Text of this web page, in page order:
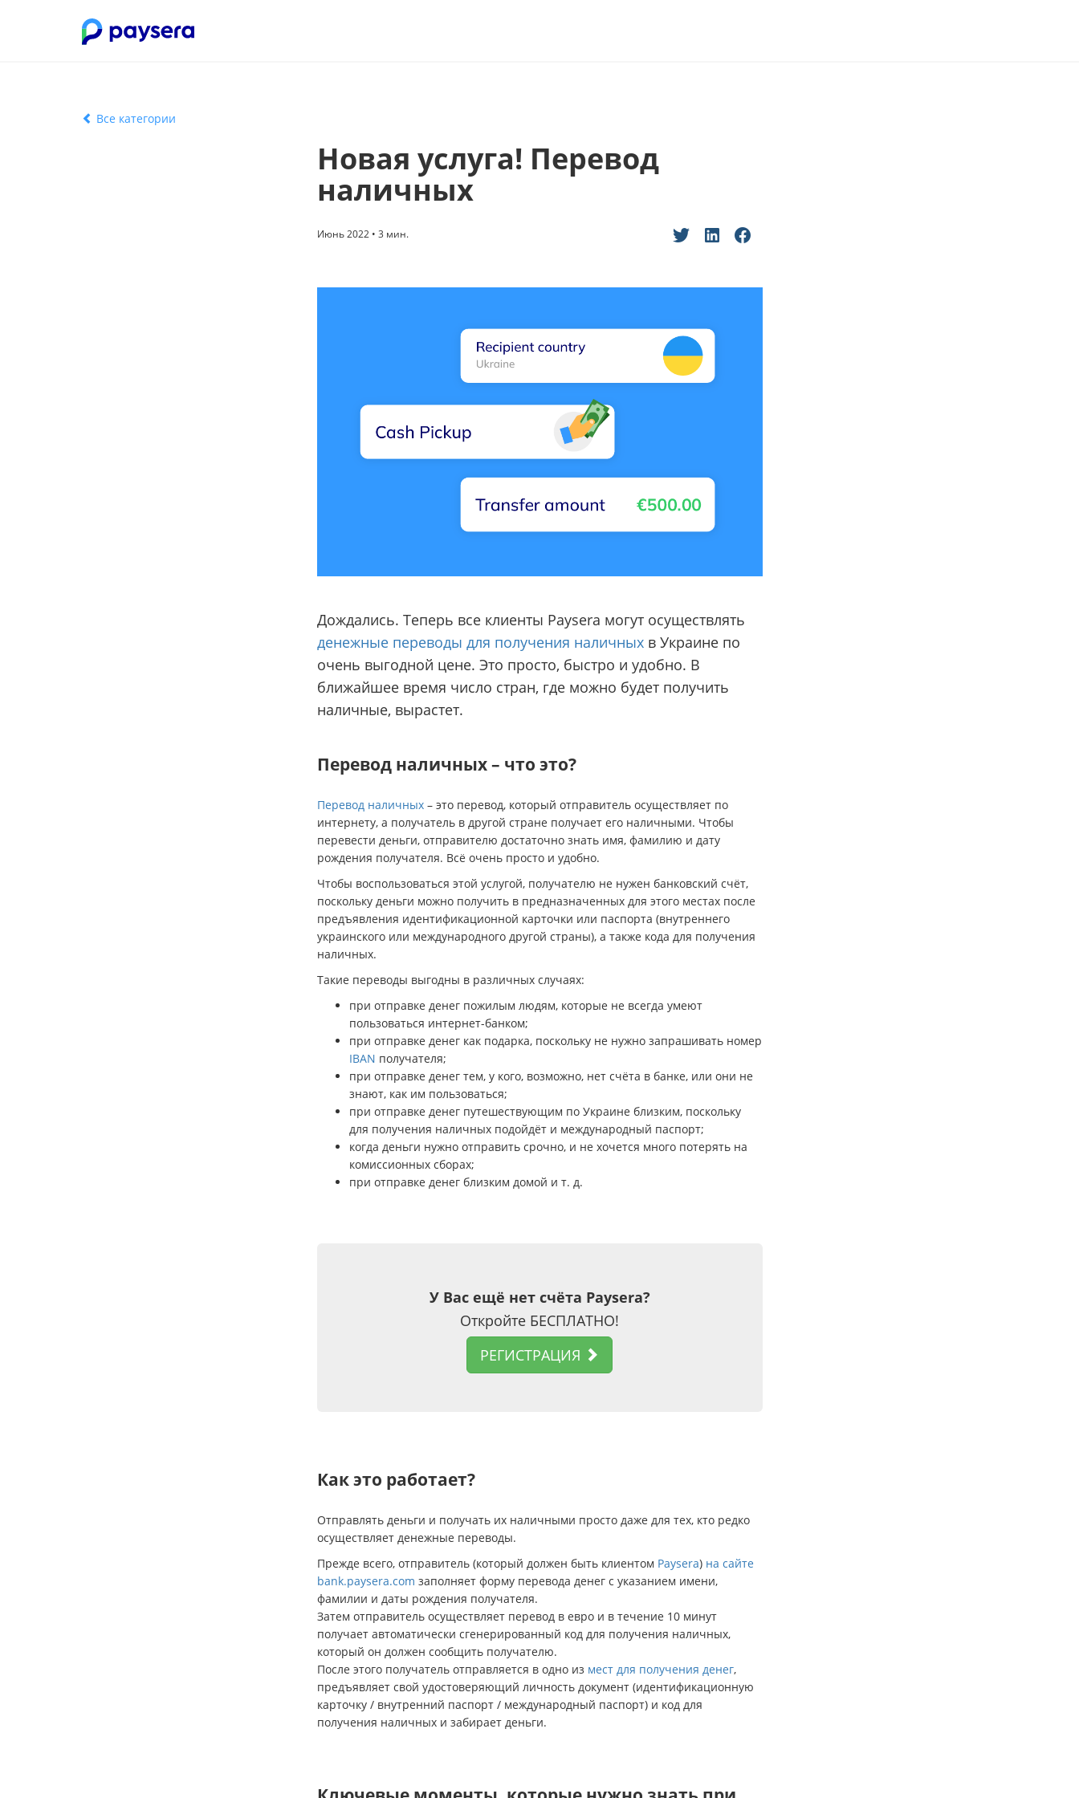
Все категории
Новая услуга! Перевод
наличных
Июнь 2022 • 3 мин.
Дождались. Теперь все клиенты Paysera могут осуществлять
денежные переводы для получения наличныхв Украине по
очень выгодной цене. Это просто, быстро и удобно. В
ближайшее время число стран, где можно будет получить
наличные, вырастет.
Перевод наличных – что это?
Перевод наличных– это перевод, который отправитель осуществляет по
интернету, а получатель в другой стране получает его наличными. Чтобы
перевести деньги, отправителю достаточно знать имя, фамилию и дату
рождения получателя. Всё очень просто и удобно.
Чтобы воспользоваться этой услугой, получателю не нужен банковский счёт,
поскольку деньги можно получить в предназначенных для этого местах после
предъявления идентификационной карточки или паспорта (внутреннего
украинского или международного другой страны), а также кода для получения
наличных.
Такие переводы выгодны в различных случаях:
при отправке денег пожилым людям, которые не всегда умеют
пользоваться интернет-банком;
при отправке денег как подарка, поскольку не нужно запрашивать номер
IBAN получателя;
при отправке денег тем, у кого, возможно, нет счёта в банке, или они не
знают, как им пользоваться;
при отправке денег путешествующим по Украине близким, поскольку
для получения наличных подойдёт и международный паспорт;
когда деньги нужно отправить срочно, и не хочется много потерять на
комиссионных сборах;
при отправке денег близким домой и т. д.
У Вас ещё нет счёта Paysera?
Откройте БЕСПЛАТНО!
РЕГИСТРАЦИЯ
Как это работает?
Отправлять деньги и получать их наличными просто даже для тех, кто редко
осуществляет денежные переводы.
Прежде всего, отправитель (который должен быть клиентом Paysera) на сайте
bank.paysera.com заполняет форму перевода денег с указанием имени,
фамилии и даты рождения получателя.
Затем отправитель осуществляет перевод в евро и в течение 10 минут
получает автоматически сгенерированный код для получения наличных,
который он должен сообщить получателю.
После этого получатель отправляется в одно из мест для получения денег,
предъявляет свой удостоверяющий личность документ (идентификационную
карточку / внутренний паспорт / международный паспорт) и код для
получения наличных и забирает деньги.